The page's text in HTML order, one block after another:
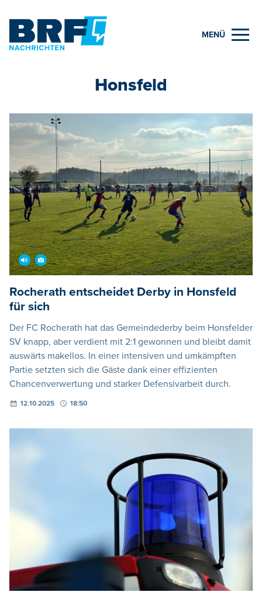
MENÜ
Honsfeld
Rocherath entscheidet Derby in Honsfeld
für sich
Der FC Rocherath hat das Gemeindederby beim Honsfelder
SV knapp, aber verdient mit 2:1 gewonnen und bleibt damit
auswärts makellos. In einer intensiven und umkämpften
Partie setzten sich die Gäste dank einer effizienten
Chancenverwertung und starker Defensivarbeit durch.
12.10.2025 18:50